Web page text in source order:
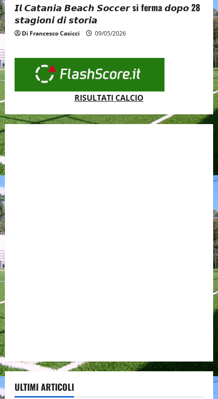
𝙄𝙡 𝘾𝙖𝙩𝙖𝙣𝙞𝙖 𝘽𝙚𝙖𝙘𝙝 𝙎𝙤𝙘𝙘𝙚𝙧 si ferma 𝙙𝙤𝙥𝙤 28
𝙨𝙩𝙖𝙜𝙞𝙤𝙣𝙞 𝙙𝙞 𝙨𝙩𝙤𝙧𝙞𝙖
Di Francesco Casicci 09/05/2026
RISULTATI CALCIO
ULTIMI ARTICOLI